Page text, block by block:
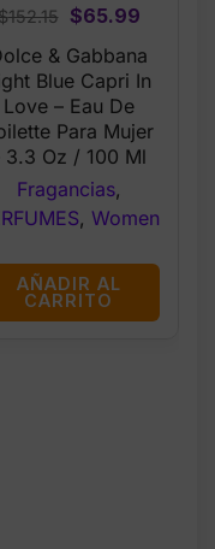
152.15
Original
price
was:
$152.15.
$65.99Current
is:
& Gabbana
Blue Capri In
Love – Eau De
Para Mujer
3.3 Oz / 100 Ml
Fragancias,
, Women
AÑADIR AL
CARRITO